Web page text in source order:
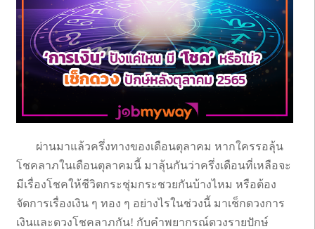
ผ่านมาแล้วครึ่งทางของเดือนตุลาคม หากใครรอลุ้น
โชคลาภในเดือนตุลาคมนี้ มาลุ้นกันว่าครึ่งเดือนที่เหลือจะ
มีเรื่องโชคให้ชีวิตกระชุ่มกระชวยกันบ้างไหม หรือต้อง
จัดการเรื่องเงิน ๆ ทอง ๆ อย่างไรในช่วงนี้ มาเช็กดวงการ
เงินและดวงโชคลาภกัน! กับคำพยากรณ์ดวงรายปักษ์